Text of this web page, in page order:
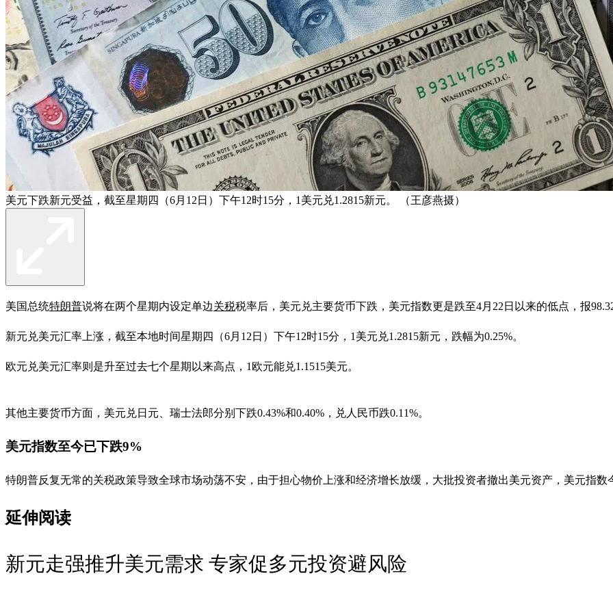
美元下跌新元受益，截至星期四（6月12日）下午12时15分，1美元兑1.2815新元。 （王彦燕摄）
美国总统特朗普说将在两个星期内设定单边关税税率后，美元兑主要货币下跌，美元指数更是跌至4月22日以来的低点，报
新元兑美元汇率上涨，截至本地时间星期四（6月12日）下午12时15分，1美元兑1.2815新元，跌幅为0.25%。
欧元兑美元汇率则是升至过去七个星期以来高点，1欧元能兑1.1515美元。
其他主要货币方面，美元兑日元、瑞士法郎分别下跌0.43%和0.40%，兑人民币跌0.11%。
美元指数至今已下跌9%
特朗普反复无常的关税政策导致全球市场动荡不安，由于担心物价上涨和经济增长放缓，大批投资者撤出美元资产，美元指数
延伸阅读
新元走强推升美元需求 专家促多元投资避风险